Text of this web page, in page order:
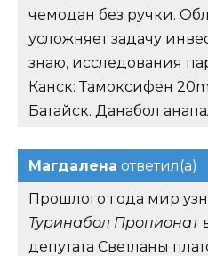
чемодан без ручки.
усложняет задачу
знаю, исследования
Канск: Тамоксифен
Батайск. Данабол
Магдалена ответил(а)
Прошлого года мир
Туринабол Пропионат
депутата Светланы